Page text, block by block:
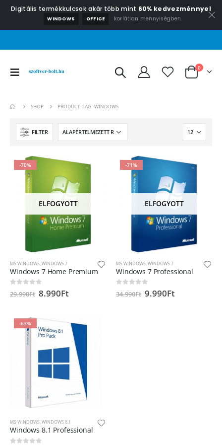
Digitális termékkulcsok akár több mint 60% kedvezménnyel
WINDOWS OFFICE korlátlan mennyiségben.
0
SHOP PRODUCT TAG -WINDOWS
FILTER
-70%
ELFOGYOTT
MS WINDOWS,WINDOWS 7
Windows 7 Home Premium
29.990Ft 8.990Ft
-71%
ELFOGYOTT
MS WINDOWS,WINDOWS 7
Windows 7 Professional
34.990Ft 9.990Ft
-63%
MS WINDOWS,WINDOWS 8.1
Windows 8.1 Professional